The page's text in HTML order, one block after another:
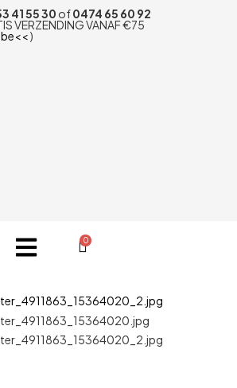
41 55 30 of0474 65 60 92
VERZENDING VANAF €75
)
0